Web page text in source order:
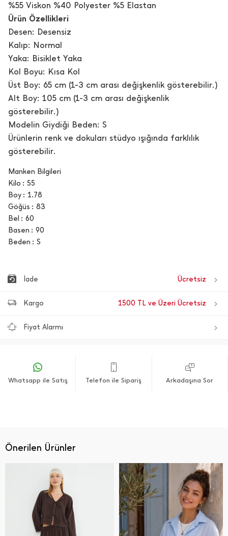
%55 Viskon %40 Polyester %5 Elastan
Ürün Özellikleri
Desen: Desensiz
Kalıp: Normal
Yaka: Bisiklet Yaka
Kol Boyu: Kısa Kol
Üst Boy: 65 cm (1-3 cm arası değişkenlik gösterebilir.)
Alt Boy: 105 cm (1-3 cm arası değişkenlik
gösterebilir.)
Modelin Giydiği Beden: S
Ürünlerin renk ve dokuları stüdyo ışığında farklılık
gösterebilir.
Manken Bilgileri
Kilo
55
Boy
1.78
Göğüs
83
Bel
60
Basen
90
Beden
S
İade Ücretsiz
Kargo 1500 TL ve Üzeri Ücretsiz
Fiyat Alarmı
Whatsapp ile Satış Telefon ile Sipariş Arkadaşına Sor
Önerilen Ürünler